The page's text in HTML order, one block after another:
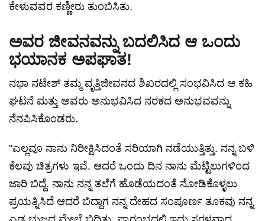
ಕೇಳುವವರ ಕಣ್ಣೀರು ತುಂಬಿಸಿತು.
ಅವರ ಜೀವನವನ್ನು ಬದಲಿಸಿದ ಆ ಒಂದು
ಭಯಾನಕ ಅಪಘಾತ!
ನಭಾ ನಟೇಶ್ ತಮ್ಮ ವೃತ್ತಿಜೀವನದ ಶಿಖರದಲ್ಲಿ ಸಂಭವಿಸಿದ ಆ ಕಹಿ
ಘಟನೆ ಮತ್ತು ಅವರು ಅನುಭವಿಸಿದ ನರಕದ ಅನುಭವವನ್ನು
ನೆನಪಿಸಿಕೊಂಡರು.
"ಎಲ್ಲವೂ ನಾನು ನಿರೀಕ್ಷಿಸಿದಂತೆ ಸರಿಯಾಗಿ ನಡೆಯುತ್ತಿತ್ತು. ನನ್ನ ಬಳಿ
ಕೆಲವು ಚಿತ್ರಗಳು ಇವೆ. ಆದರೆ ಒಂದು ದಿನ ನಾನು ಮೆಟ್ಟಿಲುಗಳಿಂದ
ಜಾರಿ ಬಿದ್ದೆ. ನಾನು ನನ್ನ ತಲೆಗೆ ಹೊಡೆಯದಂತೆ ನೋಡಿಕೊಳ್ಳಲು
ಪ್ರಯತ್ನಿಸಿದೆ ಆದರೆ ಬಿದ್ದಾಗ ನನ್ನ ದೇಹದ ಸಂಪೂರ್ಣ ತೂಕವು ನನ್ನ